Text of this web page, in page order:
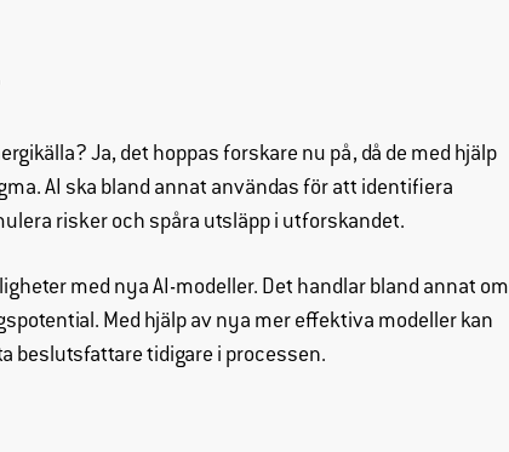
Ja, det hoppas forskare nu på, då de med hjälp
AI ska bland annat användas för att identifiera
risker och spåra utsläpp i utforskandet.
med nya AI-modeller. Det handlar bland annat om
Med hjälp av nya mer effektiva modeller kan
beslutsfattare tidigare i processen.
och
uppbyggnad,
baserat på
används.
Upplevelse